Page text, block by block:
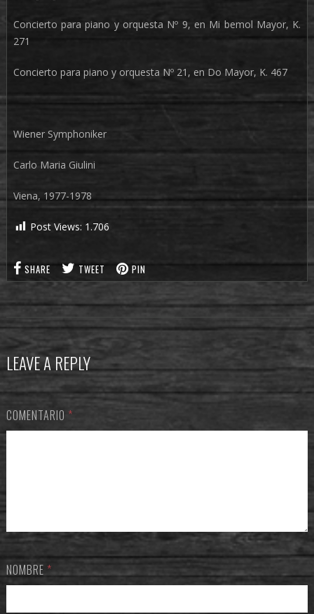
Concierto para piano y orquesta Nº 9, en Mi bemol Mayor, K.
271
Concierto para piano y orquesta Nº 21, en Do Mayor, K. 467
Wiener Symphoniker
Carlo Maria Giulini
Viena, 1977-1978
Post Views: 1.706
SHARE TWEET PIN
LEAVE A REPLY
COMENTARIO *
NOMBRE *